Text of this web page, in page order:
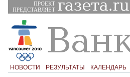
ПРОЕКТ
ПРЕДСТАВЛЯЕТ
НОВОСТИ РЕЗУЛЬТАТЫ КАЛЕНДАРЬ